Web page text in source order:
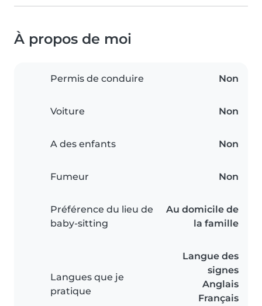
À propos de moi
Permis de conduire Non
Voiture Non
A des enfants Non
Fumeur Non
Préférence du lieu de
baby-sitting
Au domicile de
la famille
Langues que je
pratique
Langue des
signes
Anglais
Français